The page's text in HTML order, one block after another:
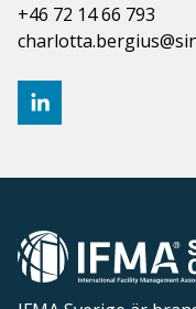
+46 72 14 66 793